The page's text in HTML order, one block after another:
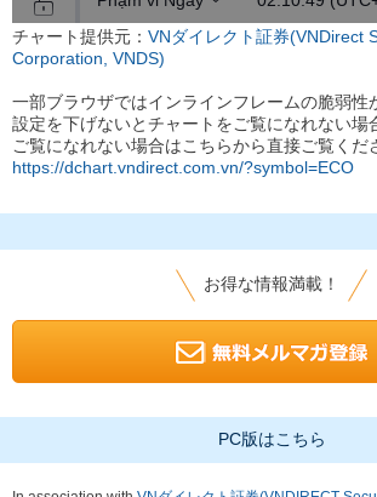
チャート提供元： VNダイレクト証券(VNDirect
Corporation, VNDS)
一部ブラウザではインラインフレームの脆弱性
設定を下げないとチャートをご覧になれない場
ご覧になれない場合はこちらから直接ご覧くだ
https://dchart.vndirect.com.vn/?symbol=ECO
お得な情報満載！
PC版はこちら